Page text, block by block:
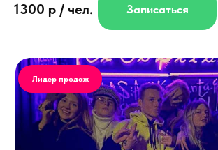
Лидер продаж
1300 р / чел. Записаться